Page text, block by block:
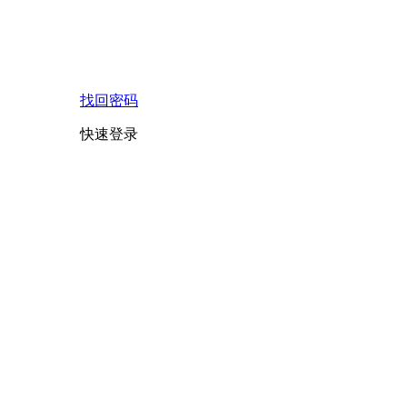
找回密码
快速登录